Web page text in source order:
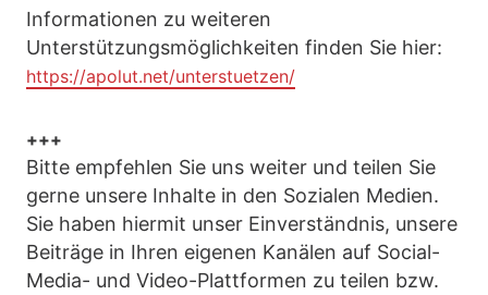
Informationen zu weiteren
Unterstützungsmöglichkeiten finden Sie hier:
https://apolut.net/unterstuetzen/
+++
Bitte empfehlen Sie uns weiter und teilen Sie
gerne unsere Inhalte in den Sozialen Medien.
Sie haben hiermit unser Einverständnis, unsere
Beiträge in Ihren eigenen Kanälen auf Social-
Media- und Video-Plattformen zu teilen bzw.